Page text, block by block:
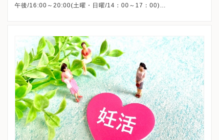
午後/16:00～20:00(土曜・日曜/14：00～17：00)